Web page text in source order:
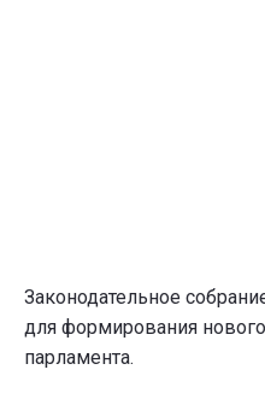
Законодательное
для формирования
парламента.